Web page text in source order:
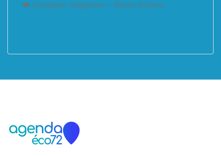
🎟 Inscription obligatoire – Places limitées